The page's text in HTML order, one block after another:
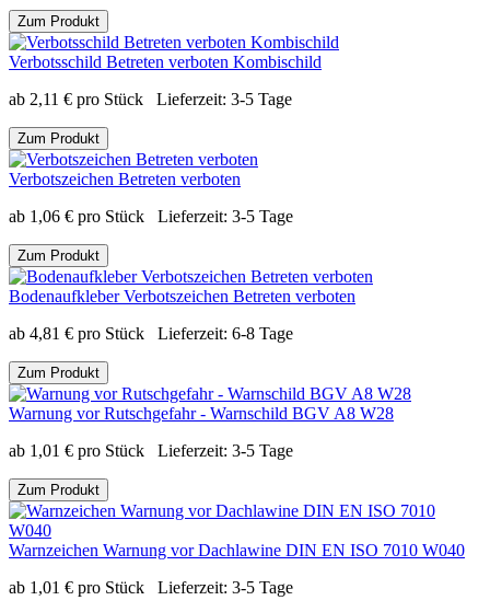
Zum Produkt
Verbotsschild Betreten verboten Kombischild
ab 2,11 € pro Stück Lieferzeit: 3-5 Tage
Zum Produkt
Verbotszeichen Betreten verboten
ab 1,06 € pro Stück Lieferzeit: 3-5 Tage
Zum Produkt
Bodenaufkleber Verbotszeichen Betreten verboten
ab 4,81 € pro Stück Lieferzeit: 6-8 Tage
Zum Produkt
Warnung vor Rutschgefahr - Warnschild BGV A8 W28
ab 1,01 € pro Stück Lieferzeit: 3-5 Tage
Zum Produkt
Warnzeichen Warnung vor Dachlawine DIN EN ISO 7010 W040
ab 1,01 € pro Stück Lieferzeit: 3-5 Tage